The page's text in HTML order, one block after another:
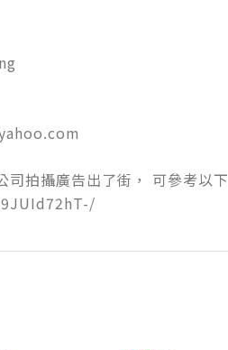
司拍攝廣告出了街， 可參考以下